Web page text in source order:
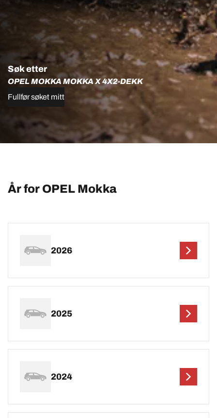
Søk etter
OPEL MOKKA MOKKA X 4X2-DEKK
Fullfør søket mitt
År for OPEL Mokka
2026
2025
2024